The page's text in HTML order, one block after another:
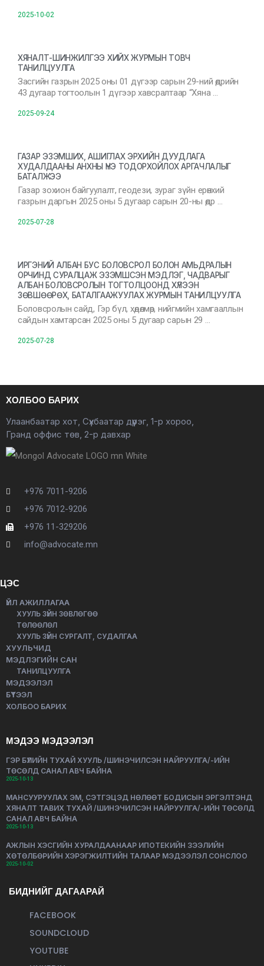
2025-10-02
ХЯНАЛТ-ШИНЖИЛГЭЭ ХИЙХ ЖУРМЫН ТОВЧ
ТАНИЛЦУУЛГА
Засгийн газрын 2025 оны 01 дүгээр сарын 29-ний өдрийн
43 дугаар тогтоолын 1 дүгээр хавсралтаар “Хяна …
2025-09-24
ГАЗАР ЭЗЭМШИХ, АШИГЛАХ ЭРХИЙН ДУУДЛАГА
ХУДАЛДААНЫ АНХНЫ ҮНЭ ТОДОРХОЙЛОХ АРГАЧЛАЛЫГ
БАТАЛЖЭЭ
Газар зохион байгуулалт, геодези, зураг зүйн ерөнхий
газрын даргын 2025 оны 5 дугаар сарын 20-ны өдр …
2025-07-28
ИРГЭНИЙ АЛБАН БУС БОЛОВСРОЛ БОЛОН АМЬДРАЛЫН
ОРЧИНД СУРАЛЦАЖ ЭЗЭМШСЭН МЭДЛЭГ, ЧАДВАРЫГ
АЛБАН БОЛОВСРОЛЫН ТОГТОЛЦООНД ХҮЛЭЭН
ЗӨВШӨӨРӨХ, БАТАЛГААЖУУЛАХ ЖУРМЫН ТАНИЛЦУУЛГА
Боловсролын сайд, Гэр бүл, хөдөлмөр, нийгмийн хамгааллын
сайдын хамтарсан 2025 оны 5 дугаар сарын 29 …
2025-07-28
ХОЛБОО БАРИХ
Улаанбаатар хот, Сүхбаатар дүүрэг, 1-р хороо,
Гранд оффис төв, 2-р давхар
+976 7011-9206
+976 7012-9206
+976 11-329206
info@advocate.mn
ЦЭС
ҮЙЛ АЖИЛЛАГАА
ХУУЛЬ ЗҮЙН ЗӨВЛӨГӨӨ
ТӨЛӨӨЛӨЛ
ХУУЛЬ ЗҮЙН СУРГАЛТ, СУДАЛГАА
ХУУЛЬЧИД
МЭДЛЭГИЙН САН
ТАНИЛЦУУЛГА
МЭДЭЭЛЭЛ
БҮТЭЭЛ
ХОЛБОО БАРИХ
МЭДЭЭ МЭДЭЭЛЭЛ
ГЭР БҮЛИЙН ТУХАЙ ХУУЛЬ /ШИНЭЧИЛСЭН НАЙРУУЛГА/-ИЙН
ТӨСӨЛД САНАЛ АВЧ БАЙНА
2025-10-13
МАНСУУРУУЛАХ ЭМ, СЭТГЭЦЭД НӨЛӨӨТ БОДИСЫН ЭРГЭЛТЭНД
ХЯНАЛТ ТАВИХ ТУХАЙ /ШИНЭЧИЛСЭН НАЙРУУЛГА/-ИЙН ТӨСӨЛД
САНАЛ АВЧ БАЙНА
2025-10-13
АЖЛЫН ХЭСГИЙН ХУРАЛДААНААР ИПОТЕКИЙН ЗЭЭЛИЙН
ХӨТӨЛБӨРИЙН ХЭРЭГЖИЛТИЙН ТАЛААР МЭДЭЭЛЭЛ СОНСЛОО
2025-10-02
БИДНИЙГ ДАГААРАЙ
FACEBOOK
SOUNDCLOUD
YOUTUBE